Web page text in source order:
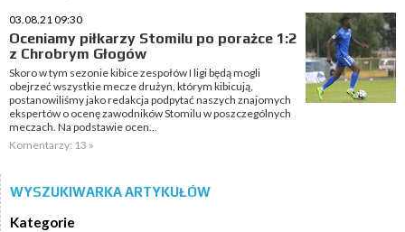
03.08.21 09:30
Oceniamy piłkarzy Stomilu po porażce 1:2
z Chrobrym Głogów
Skoro w tym sezonie kibice zespołów I ligi będą mogli
obejrzeć wszystkie mecze drużyn, którym kibicują,
postanowiliśmy jako redakcja podpytać naszych znajomych
ekspertów o ocenę zawodników Stomilu w poszczególnych
meczach. Na podstawie ocen...
Komentarzy: 13 »
WYSZUKIWARKA ARTYKUŁÓW
Kategorie